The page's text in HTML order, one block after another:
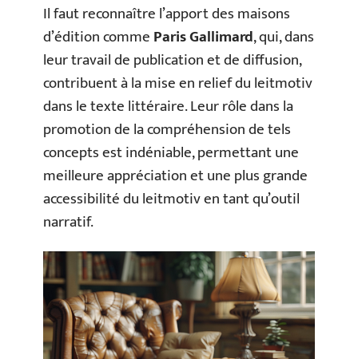
Il faut reconnaître l’apport des maisons
d’édition commeParis Gallimard, qui, dans
leur travail de publication et de diffusion,
contribuent à la mise en relief du leitmotiv
dans le texte littéraire. Leur rôle dans la
promotion de la compréhension de tels
concepts est indéniable, permettant une
meilleure appréciation et une plus grande
accessibilité du leitmotiv en tant qu’outil
narratif.